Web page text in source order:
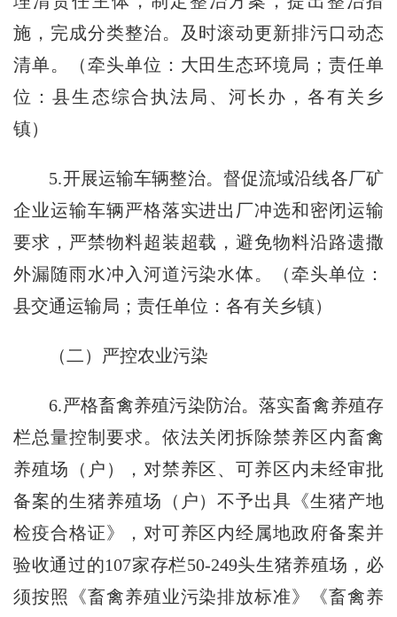
施，完成分类整治。及时滚动更新排污口动态
清单。（牵头单位：大田生态环境局；责任单
位：县生态综合执法局、河长办，各有关乡
镇）
5.开展运输车辆整治。督促流域沿线各厂矿
企业运输车辆严格落实进出厂冲选和密闭运输
要求，严禁物料超装超载，避免物料沿路遗撒
外漏随雨水冲入河道污染水体。（牵头单位：
县交通运输局；责任单位：各有关乡镇）
（二）严控农业污染
6.严格畜禽养殖污染防治。落实畜禽养殖存
栏总量控制要求。依法关闭拆除禁养区内畜禽
养殖场（户），对禁养区、可养区内未经审批
备案的生猪养殖场（户）不予出具《生猪产地
检疫合格证》，对可养区内经属地政府备案并
验收通过的107家存栏50-249头生猪养殖场，必
须按照《畜禽养殖业污染排放标准》《畜禽养